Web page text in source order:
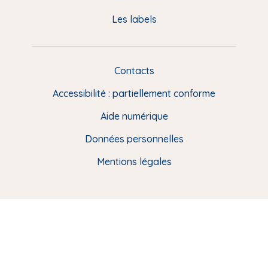
e
Les labels
L
e
n
u
t
Contacts
Accessibilité : partiellement conforme
Aide numérique
Données personnelles
Mentions légales